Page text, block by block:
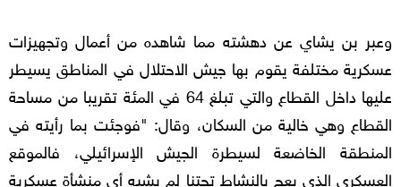
وعبر بن يشاي عن دهشته مما شاهده من أعمال وتجهيزات
عسكرية مختلفة يقوم بها جيش الاحتلال في المناطق يسيطر
عليها داخل القطاع والتي تبلغ 64 في المئة تقريبا من مساحة
القطاع وهي خالية من السكان، وقال: "فوجئت بما رأيته في
المنطقة الخاضعة لسيطرة الجيش الإسرائيلي، فالموقع
العسكري الذي يعج بالنشاط تحتنا لم يشبه أي منشأة عسكرية